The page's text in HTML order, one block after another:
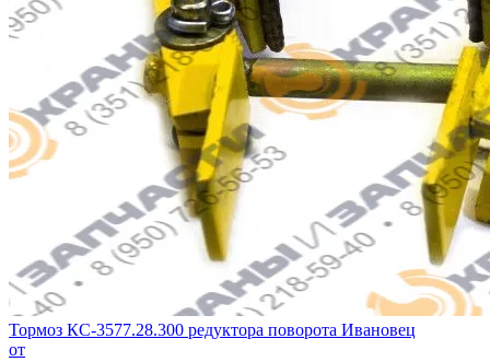
Тормоз КС-3577.28.300 редуктора поворота Ивановец
от